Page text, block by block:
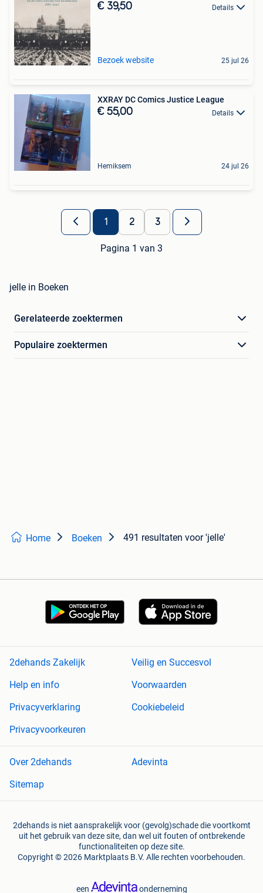
€ 39,50 Details
Bezoek website 25 jul 26
XXRAY DC Comics Justice League
€ 55,00 Details
Hemiksem 24 jul 26
1 2 3
Pagina 1 van 3
jelle in Boeken
Gerelateerde zoektermen
Populaire zoektermen
Home Boeken 491 resultaten voor 'jelle'
2dehands Zakelijk
Veilig en Succesvol
Help en info
Voorwaarden
Privacyverklaring
Cookiebeleid
Privacyvoorkeuren
Over 2dehands
Adevinta
Sitemap
2dehands is niet aansprakelijk voor (gevolg)schade die voortkomt
uit het gebruik van deze site, dan wel uit fouten of ontbrekende
functionaliteiten op deze site.
Copyright © 2026 Marktplaats B.V. Alle rechten voorbehouden.
een onderneming